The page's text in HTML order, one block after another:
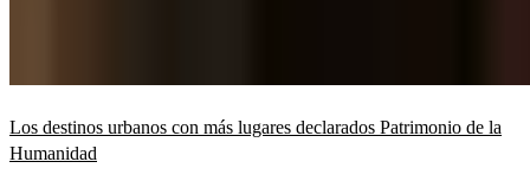
Los destinos urbanos con más lugares declarados Patrimonio de la
Humanidad